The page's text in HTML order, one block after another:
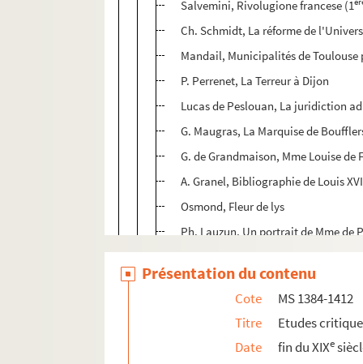
Salvemini, Rivolugione francese (1
Ch. Schmidt, La réforme de
Mandail, Municipalités de
P. Perrenet, La Terreur à Dijon
Lucas de Peslouan, La juridiction
G. Maugras, La Marquise de
G. de Grandmaison, Mme Louise de
A. Granel, Bibliographie de Louis XVI
Osmond, Fleur de lys
Ph. Lauzun, Un portrait de Mme de
M. Billard, Les tombeaux des rois
H. Labroue, Jacques Pinet
Jouve, Carnet de route de
E. Grave, Service des subsistances
G. Goubier, Les processions à
Présentation du contenu
Cote
MS 1384-1412
Titre
Etudes
Date
fin du XIXe